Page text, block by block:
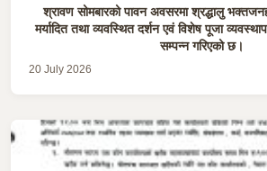
श्रावण सोमबारको पावन अवसरमा श्रद्धालु
मर्यादित तथा व्यवस्थित दर्शन एवं विशेष पूजा
सम्पन्न गरिएको छ।
20 July 2026